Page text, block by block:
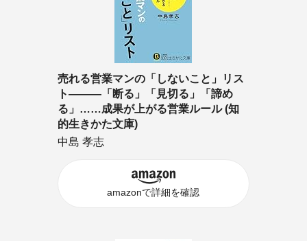
売れる営業マンの「しないこと」リス
ト―――「断る」「見切る」「諦め
る」……成果が上がる営業ルール (知
的生きかた文庫)
中島 孝志
amazonで詳細を確認